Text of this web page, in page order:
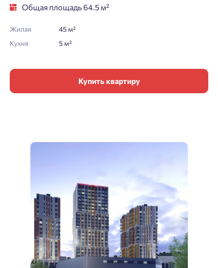
Общая площадь 64.5 м²
Жилая
45 м²
Кухня
5 м²
Купить квартиру